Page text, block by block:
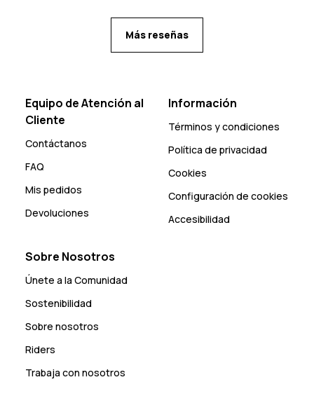
Más reseñas
Equipo de Atención al
Cliente
Contáctanos
FAQ
Mis pedidos
Devoluciones
Información
Términos y condiciones
Política de privacidad
Cookies
Configuración de cookies
Accesibilidad
Sobre Nosotros
Únete a la Comunidad
Sostenibilidad
Sobre nosotros
Riders
Trabaja con nosotros